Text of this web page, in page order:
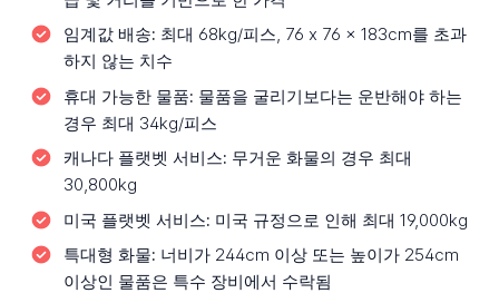
임계값 배송: 최대 68kg/피스, 76 x 76 x 183cm를 초과
하지 않는 치수
휴대 가능한 물품: 물품을 굴리기보다는 운반해야 하는
경우 최대 34kg/피스
캐나다 플랫벳 서비스: 무거운 화물의 경우 최대
30,800kg
미국 플랫벳 서비스: 미국 규정으로 인해 최대 19,000kg
특대형 화물: 너비가 244cm 이상 또는 높이가 254cm
이상인 물품은 특수 장비에서 수락됨